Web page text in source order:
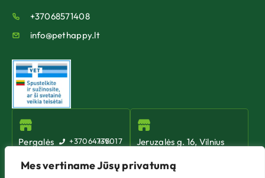
Mes vertiname Jūsų privatumą
+37068571408
info@pethappy.lt
Pergalės
Vilnius
+37064735017
I-V:
-
19:00
Jeruzalės g. 16, Vilnius
I-V: 10:00 - 19:00